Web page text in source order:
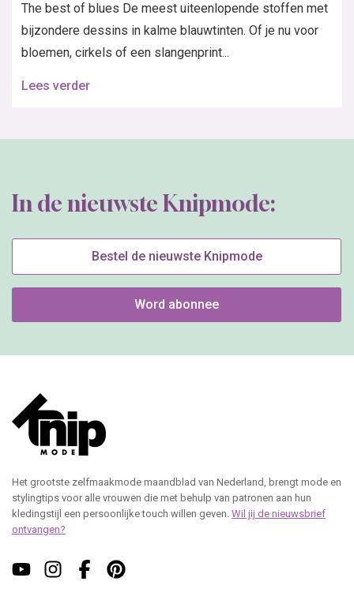
The best of blues De meest uiteenlopende stoffen met
bijzondere dessins in kalme blauwtinten. Of je nu voor
bloemen, cirkels of een slangenprint...
Lees verder
In de nieuwste Knipmode:
Bestel de nieuwste Knipmode
Word abonnee
Het grootste zelfmaakmode maandblad van Nederland, brengt mode en
stylingtips voor alle vrouwen die met behulp van patronen aan hun
kledingstijl een persoonlijke touch willen geven. Wil jij de nieuwsbrief
ontvangen?